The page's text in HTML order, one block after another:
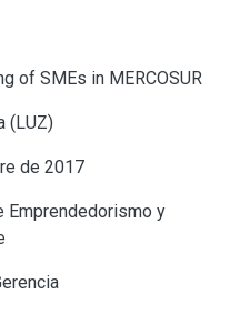
of SMEs in MERCOSUR
(LUZ)
de 2017
Emprendedorismo y